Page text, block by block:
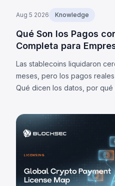
Aug 5 2026 Knowledge
Qué Son los Pagos
Completa para
Las stablecoins liquidaron
meses, pero los pagos
Qué dicen los datos, por